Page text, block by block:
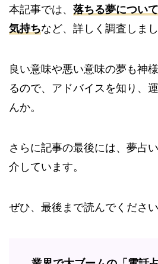
本記事では、 落ちる夢につい
気持ちなど、詳しく調査しまし
良い意味や悪い意味の夢も神
るので、アドバイスを知り、
んか。
さらに記事の最後には、夢占
介しています。
ぜひ、最後まで読んでください